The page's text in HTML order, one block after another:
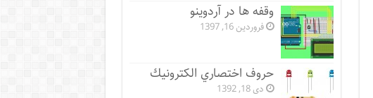
وقفه ها در آردوینو
فروردین 16, 1397
حروف اختصاري الكترونيك
دی 18, 1392